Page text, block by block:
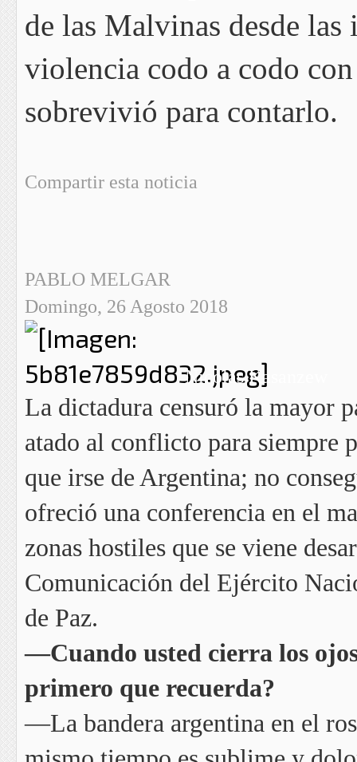
de las Malvinas desde
violencia codo a codo
sobrevivió para contarlo.
Compartir esta noticia
PABLO MELGAR
Domingo, 26 Agosto 2018
Nicolás Kasanzew
La dictadura censuró la mayor
atado al conflicto para siempre
que irse de Argentina; no
ofreció una conferencia en el
zonas hostiles que se viene
Comunicación del Ejército
de Paz.
—Cuando usted cierra los
primero que recuerda?
—La bandera argentina en el